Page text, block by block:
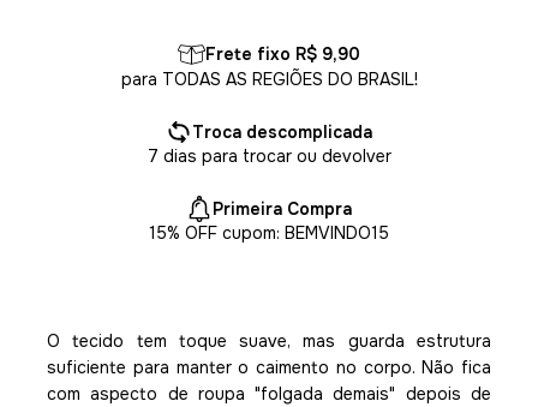
Frete fixo R$ 9,90
para TODAS AS REGIÕES DO BRASIL!
Troca descomplicada
7 dias para trocar ou devolver
Primeira Compra
15% OFF cupom: BEMVINDO15
O tecido tem toque suave, mas guarda estrutura
suficiente para manter o caimento no corpo. Não fica
com aspecto de roupa "folgada demais" depois de